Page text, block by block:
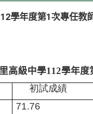
學年度第1次專任教
高級中學112學年度
初試成績
71.76